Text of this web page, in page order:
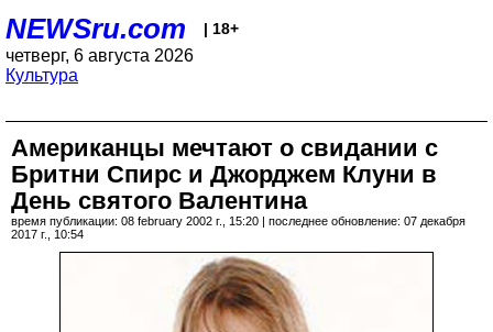
NEWSru.com | 18+
четверг, 6 августа 2026
Культура
Американцы мечтают о свидании с
Бритни Спирс и Джорджем Клуни в
День святого Валентина
время публикации: 08 february 2002 г., 15:20 | последнее обновление: 07 декабря
2017 г., 10:54